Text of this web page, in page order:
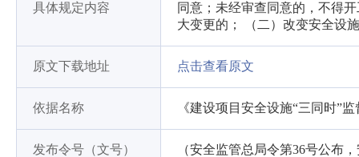
具体规定内容
同意；未经审查同意的，不得
大变更的； （二）改变安全设
原文下载地址 点击查看原文
依据名称 《建设项目安全设施“三同时”
发布令号（文号） （安全监管总局令第36号公布